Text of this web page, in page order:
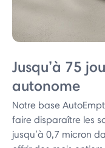
Jusqu’à 75
autonome
Notre base
faire disparaître les
jusqu’à 0,7 micron